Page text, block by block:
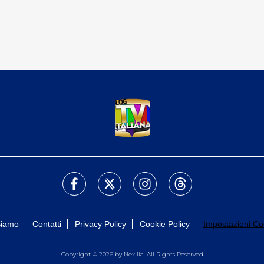
Contatti Privacy Policy Cookie Policy Impostazioni
Copyright © 2026 by Nexilia. All Rights Reserved